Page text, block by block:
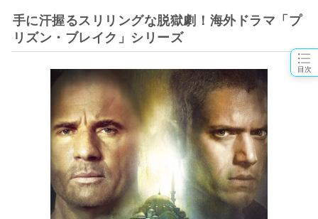
目次
手に汗握るスリリングな脱獄劇！海外ドラマ「プ
リズン・ブレイク」シリーズ